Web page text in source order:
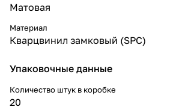
Матовая
Материал
Кварцвинил замковый (SPC)
Упаковочные данные
Количество штук в коробке
20